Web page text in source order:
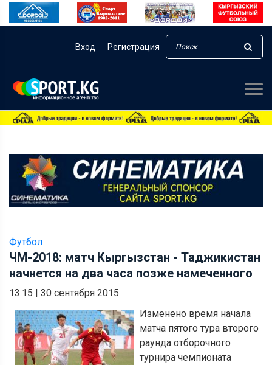
Вход Регистрация
Футбол
ЧМ-2018: матч Кыргызстан - Таджикистан
начнется на два часа позже намеченного
13:15 | 30 сентября 2015
Изменено время начала
матча пятого тура второго
раунда отборочного
турнира чемпионата